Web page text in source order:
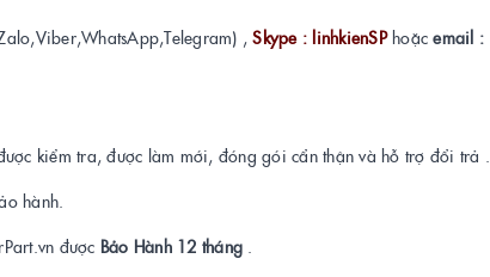
,Skype : linhkienSPhoặcemail :
kiểm tra, được làm mới, đóng gói cẩn thận và hỗ trợ đổi trả .
hành.
được Bảo Hành 12 tháng .